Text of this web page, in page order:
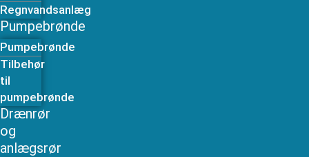
Regnvandsanlæg
Pumpebrønde
Pumpebrønde
Tilbehør
til
pumpebrønde
Drænrør
og
anlægsrør